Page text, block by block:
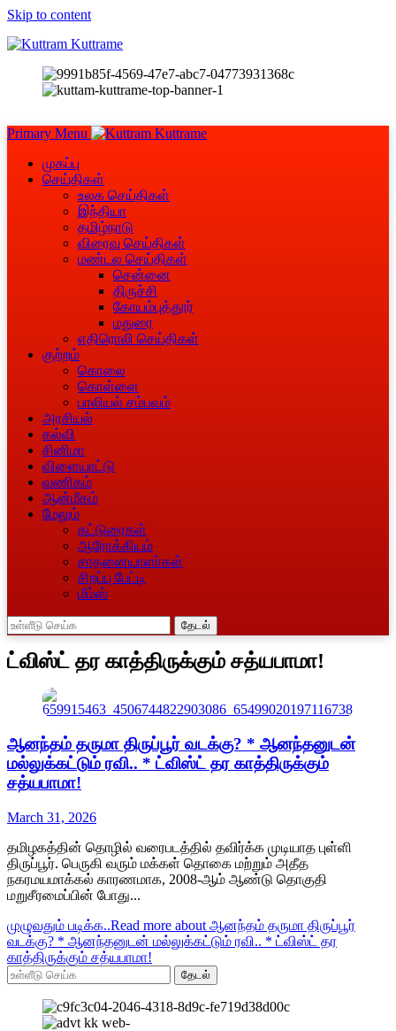
Skip to content
Primary Menu
முகப்பு
செய்திகள்
உலக செய்திகள்
இந்தியா
தமிழ்நாடு
விரைவு செய்திகள்
மண்டல செய்திகள்
சென்னை
திருச்சி
கோயம்புத்தூர்
மதுரை
எதிரொலி செய்திகள்
குற்றம்
கொலை
கொள்ளை
பாலியல் சம்பவம்
அரசியல்
கல்வி
சினிமா
விளையாட்டு
வணிகம்
ஆன்மீகம்
மேலும்
கட்டுரைகள்
ஆரோக்கியம்
சாதனையாளா்கள்
சிறப்பு பேட்டி
மீம்ஸ்
தேடல்
ட்விஸ்ட் தர காத்திருக்கும் சத்யபாமா!
ஆனந்தம் தருமா திருப்பூர் வடக்கு? * ஆனந்தனுடன்
மல்லுக்கட்டும் ரவி.. * ட்விஸ்ட் தர காத்திருக்கும்
சத்யபாமா!
March 31, 2026
தமிழகத்தின் தொழில் வரைபடத்தில் தவிர்க்க முடியாத புள்ளி
திருப்பூர். பெருகி வரும் மக்கள் தொகை மற்றும் அதீத
நகரமயமாக்கல் காரணமாக, 2008-ஆம் ஆண்டு தொகுதி
மறுசீரமைப்பின் போது...
முழுவதும் படிக்க..Read more about ஆனந்தம் தருமா திருப்பூர்
வடக்கு? * ஆனந்தனுடன் மல்லுக்கட்டும் ரவி.. * ட்விஸ்ட் தர
காத்திருக்கும் சத்யபாமா!
தேடல்